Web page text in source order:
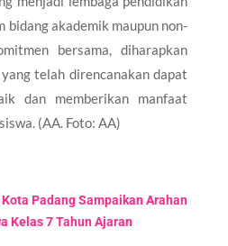
bidang akademik maupun non-
bersama, diharapkan
telah direncanakan dapat
dan memberikan manfaat
(AA. Foto: AA)
Padang Sampaikan Arahan
Kelas 7 Tahun Ajaran